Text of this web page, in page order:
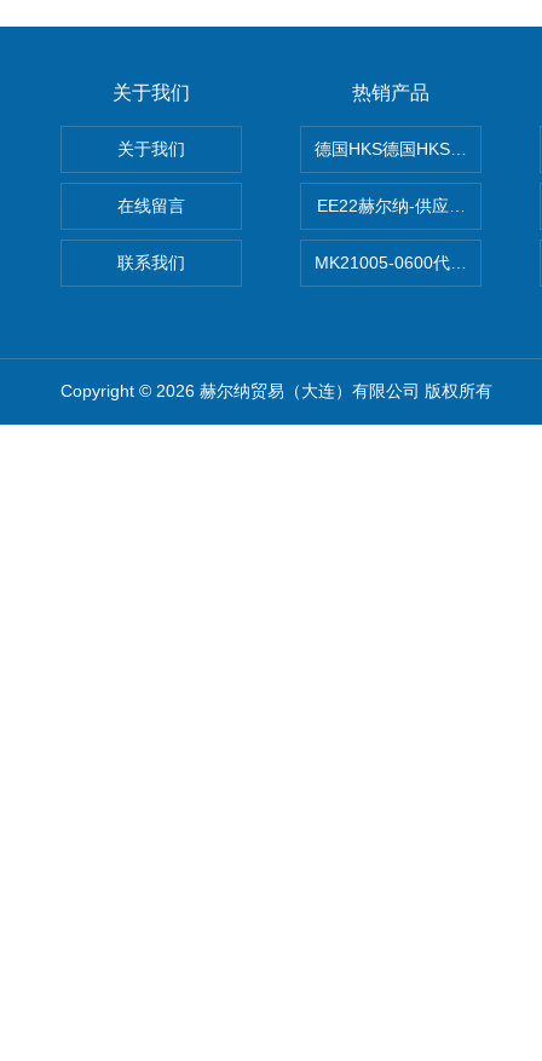
关于我们
关于我们
在线留言
联系我们
热销产品
德国HKS德国HKS液压旋转摆
EE22赫尔纳-供应
MK21005-0600代理德国MK
Copyright © 2026 赫尔纳贸易（大连）有限公司 版权所有